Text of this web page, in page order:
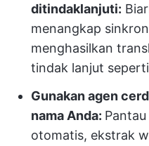
ditindaklanjuti:
menangkap
menghasilkan
tindak lanjut seperti
Gunakan agen
nama Anda:
otomatis, ekstrak